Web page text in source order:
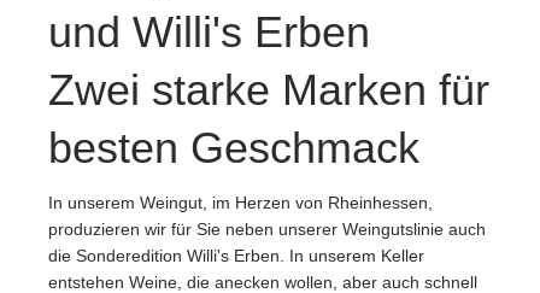
und Willi's Erben
Zwei starke Marken für
besten Geschmack
In unserem Weingut, im Herzen von Rheinhessen,
produzieren wir für Sie neben unserer Weingutslinie auch
die Sonderedition Willi's Erben. In unserem Keller
entstehen Weine, die anecken wollen, aber auch schnell